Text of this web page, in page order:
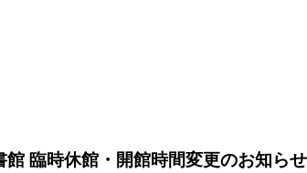
館 臨時休館・開館時間変更のお知らせ